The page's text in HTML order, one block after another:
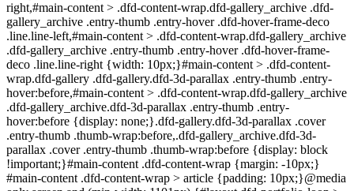
right,#main-content > .dfd-content-wrap.dfd-gallery_archive .dfd-
gallery_archive .entry-thumb .entry-hover .dfd-hover-frame-deco
.line.line-left,#main-content > .dfd-content-wrap.dfd-gallery_archive
.dfd-gallery_archive .entry-thumb .entry-hover .dfd-hover-frame-
deco .line.line-right {width: 10px;}#main-content > .dfd-content-
wrap.dfd-gallery .dfd-gallery.dfd-3d-parallax .entry-thumb .entry-
hover:before,#main-content > .dfd-content-wrap.dfd-gallery_archive
.dfd-gallery_archive.dfd-3d-parallax .entry-thumb .entry-
hover:before {display: none;}.dfd-gallery.dfd-3d-parallax .cover
.entry-thumb .thumb-wrap:before,.dfd-gallery_archive.dfd-3d-
parallax .cover .entry-thumb .thumb-wrap:before {display: block
!important;}#main-content .dfd-content-wrap {margin: -10px;}
#main-content .dfd-content-wrap > article {padding: 10px;}@media